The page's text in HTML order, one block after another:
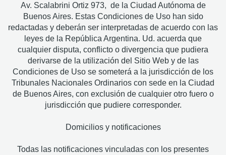
Av. Scalabrini Ortiz 973, de la Ciudad Autónoma de
Buenos Aires. Estas Condiciones de Uso han sido
redactadas y deberán ser interpretadas de acuerdo con las
leyes de la República Argentina. Ud. acuerda que
cualquier disputa, conflicto o divergencia que pudiera
derivarse de la utilización del Sitio Web y de las
Condiciones de Uso se someterá a la jurisdicción de los
Tribunales Nacionales Ordinarios con sede en la Ciudad
de Buenos Aires, con exclusión de cualquier otro fuero o
jurisdicción que pudiere corresponder.
Domicilios y notificaciones
Todas las notificaciones vinculadas con los presentes